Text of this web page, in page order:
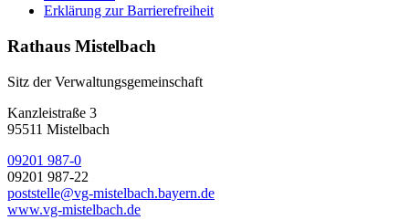
Erklärung zur Barrierefreiheit
Rathaus Mistelbach
Sitz der Verwaltungsgemeinschaft
Kanzleistraße 3
95511 Mistelbach
09201 987-0
09201 987-22
poststelle@vg-mistelbach.bayern.de
www.vg-mistelbach.de